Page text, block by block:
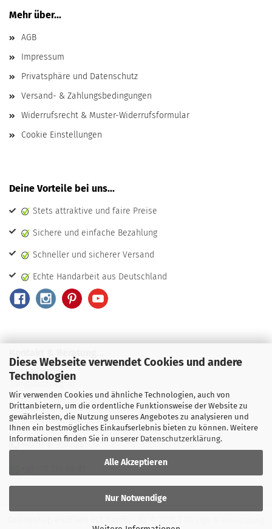
Diese Webseite verwendet Cookies und andere
Technologien
Wir verwenden Cookies und ähnliche Technologien, auch von
Drittanbietern, um die ordentliche Funktionsweise der Website zu
gewährleisten, die Nutzung unseres Angebotes zu analysieren und
Ihnen ein bestmögliches Einkaufserlebnis bieten zu können. Weitere
Informationen finden Sie in unserer Datenschutzerklärung.
Alle Akzeptieren
Nur Notwendige
Mehr über...
AGB
Impressum
Privatsphäre und Datenschutz
Versand- & Zahlungsbedingungen
Widerrufsrecht & Muster-Widerrufsformular
Cookie Einstellungen
Deine Vorteile bei uns...
Stets attraktive und faire Preise
Sichere und einfache Bezahlung
Schneller und sicherer Versand
Echte Handarbeit aus Deutschland
Wecke Design
Thingplatzweg 16
31737 Rinteln
airbrush@weckedesign.de
+49 57 51 957 326